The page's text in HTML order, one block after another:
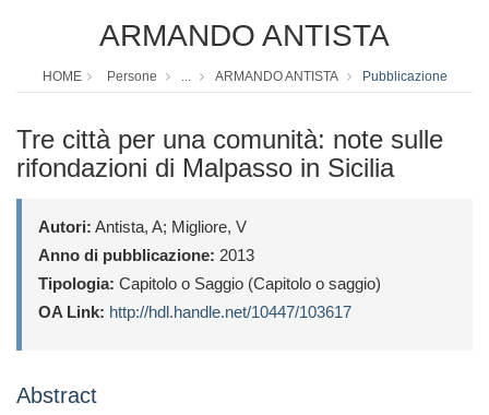
ARMANDO ANTISTA
HOME Persone ... ARMANDO ANTISTA Pubblicazione
Tre città per una comunità: note sulle
rifondazioni di Malpasso in Sicilia
Autori: Antista, A; Migliore, V
Anno di pubblicazione: 2013
Tipologia: Capitolo o Saggio (Capitolo o saggio)
OA Link: http://hdl.handle.net/10447/103617
Abstract